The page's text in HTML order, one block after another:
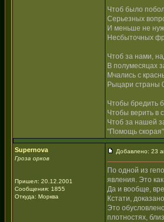
Чтоб было
Серьезных
И меньше не
Несбыточных
Чтоб за нами,
В полумесяцах
Мчались с
Рыцари страны
Чтобы бредить
Чтобы верить в
Чтоб за нашей
"Помощь
Supernova
Гроза орков
Пришел: 20.12.2001
Сообщения: 1855
Откуда: Морква
Добавлено: 23
По одной из
явления. Это
Да и вообще,
Кстати,
Это
плотностях,